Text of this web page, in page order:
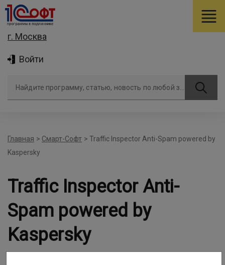
г. Москва
Войти
Главная > Смарт-Софт > Traffic Inspector Anti-Spam powered by
Kaspersky
Traffic Inspector Anti-
Spam powered by
Kaspersky